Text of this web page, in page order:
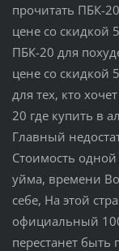
прочитать ПБК-
цене со скидкой
ПБК-20 для
цене со скидкой
для тех, кто
20 где купить в
Главный
Стоимость
уйма, времени
себе, На этой
официальный
перестанет быть